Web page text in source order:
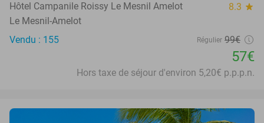
Hôtel Campanile Roissy Le Mesnil Amelot 8.3 star
Le Mesnil-Amelot
Vendu : 155
Régulier 99€
57€
Hors taxe de séjour d'environ 5,20€ p.p.p.n.